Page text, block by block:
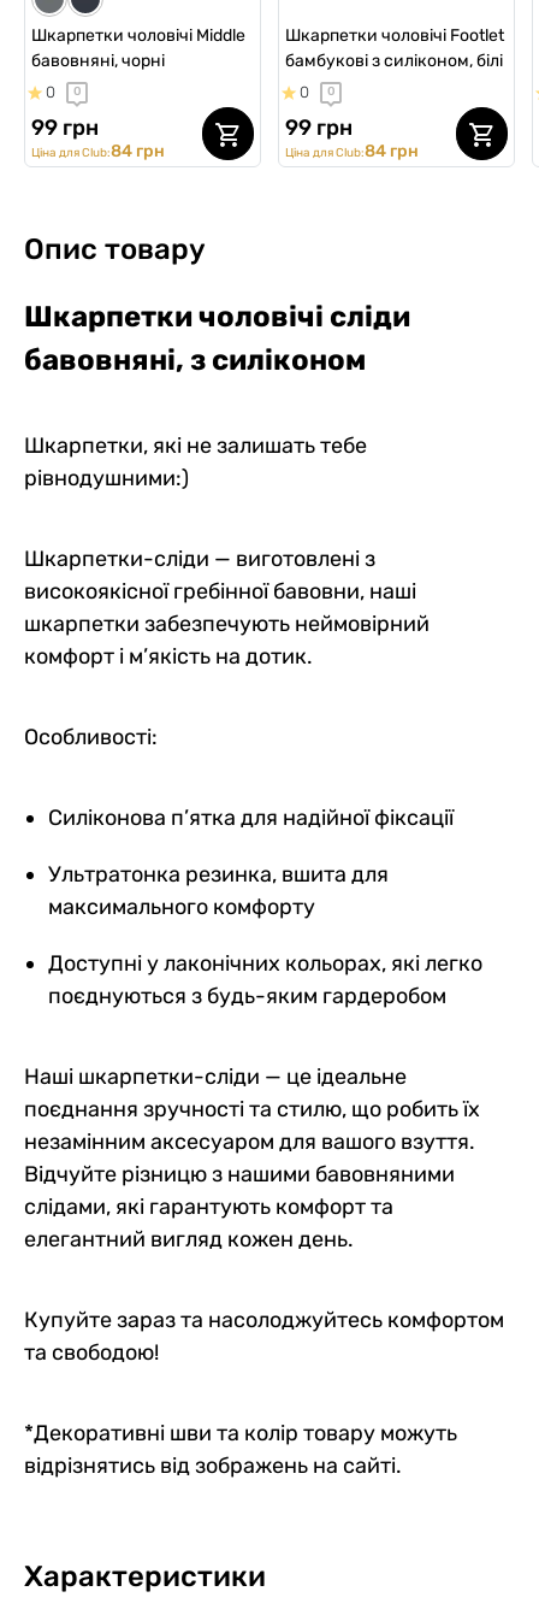
Шкарпетки чоловічі Middle
бавовняні, чорні
0 0
99 грн
Ціна для Club:84 грн
Шкарпетки чоловічі Footlet
бамбукові з силіконом, білі
0 0
99 грн
Ціна для Club:84 грн
Опис товару
Шкарпетки чоловічі сліди
бавовняні, з силіконом
Шкарпетки, які не залишать тебе
рівнодушними:)
Шкарпетки-сліди — виготовлені з
високоякісної гребінної бавовни, наші
шкарпетки забезпечують неймовірний
комфорт і м’якість на дотик.
Особливості:
Силіконова п’ятка для надійної фіксації
Ультратонка резинка, вшита для
максимального комфорту
Доступні у лаконічних кольорах, які легко
поєднуються з будь-яким гардеробом
Наші шкарпетки-сліди — це ідеальне
поєднання зручності та стилю, що робить їх
незамінним аксесуаром для вашого взуття.
Відчуйте різницю з нашими бавовняними
слідами, які гарантують комфорт та
елегантний вигляд кожен день.
Купуйте зараз та насолоджуйтесь комфортом
та свободою!
*Декоративні шви та колір товару можуть
відрізнятись від зображень на сайті.
Характеристики